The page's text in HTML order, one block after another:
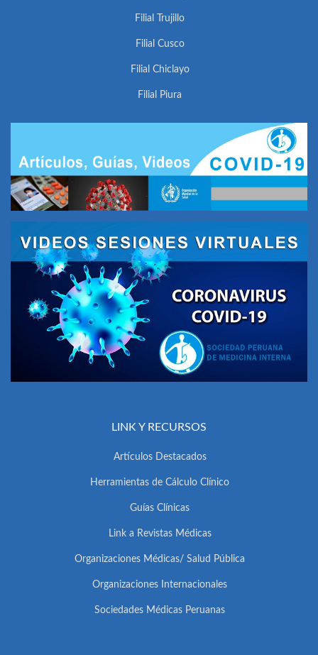
Filial Trujillo
Filial Cusco
Filial Chiclayo
Filial Piura
LINK Y RECURSOS
Artículos Destacados
Herramientas de Cálculo Clínico
Guías Clínicas
Link a Revistas Médicas
Organizaciones Médicas/ Salud Pública
Organizaciones Internacionales
Sociedades Médicas Peruanas